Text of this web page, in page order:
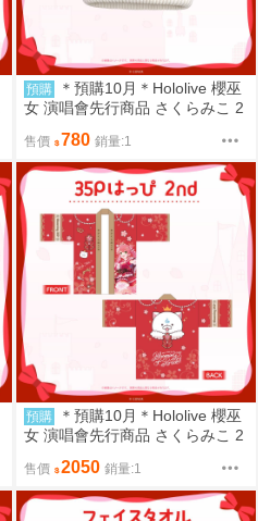
預購
＊預購10月＊Hololive 櫻巫
女 演唱會先行商品 さくらみこ 2
ブグッズ 針織帽 miko (9/5或售
完結單)
售價 780 銷量:1
預購
＊預購10月＊Hololive 櫻巫
女 演唱會先行商品 さくらみこ 2
ブグッズ 法被 miko (9/5或售完
結單)
售價 2050 銷量:1